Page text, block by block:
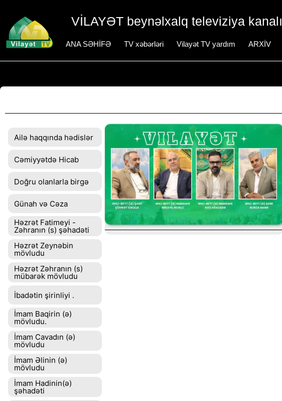
VİLAYƏT beynəlxalq televiziya kanalı
ANA SƏHİFƏ TV xəbərləri Vilayət TV yardım ARXİV
Ailə haqqında hədislər
Cəmiyyətdə Hicab
Doğru olanlarla birgə
Günah və Cəza
Həzrət Fatimeyi -
Zəhranın (s) şəhadəti
Həzrət Zeynəbin
mövludu
Həzrət Zəhranın (s)
mübarək mövludu
İbadətin şirinliyi .
İmam Baqirin (ə)
mövludu.
İmam Cavadın (ə)
mövludu
İmam Əlinin (ə)
mövludu
İmam Hadinin(ə)
şəhadəti